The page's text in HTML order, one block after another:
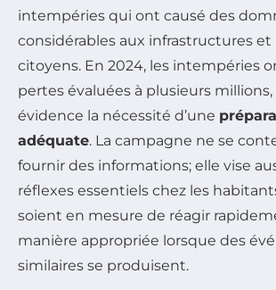
intempéries qui ont causé des
considérables aux infrastructures et
citoyens. En 2024, les intempéries
pertes évaluées à plusieurs
évidence la nécessité d’une
adéquate. La campagne ne se
fournir des informations; elle vise
réflexes essentiels chez les
soient en mesure de réagir
manière appropriée lorsque des
similaires se produisent.